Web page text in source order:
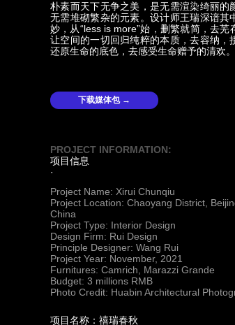
朴素而天下无争之美，是无需渲染绮丽的
无需堆砌繁杂的元素。设计师王瑞深谙其
妙，从“less is more”始，删繁就简，去芜
让空间的一切回归纯粹的本质，去容纳，
还原生命的底色，去感受生命赠予的清欢。
下载媒体包 →
PROJECT INFORMATION:
项目信息
·
Project Name: Xirui Chunqiu
Project Location: Chaoyang District,
China
Project Type: Interior Design
Design Firm: Rui Design
Principle Designer: Wang Rui
Project Year: November, 2021
Furnitures: Camrich, Marazzi Grande
Budget: 3 millions RMB
Photo Credit: Huabin Architectural
项目名称：禧瑞春秋